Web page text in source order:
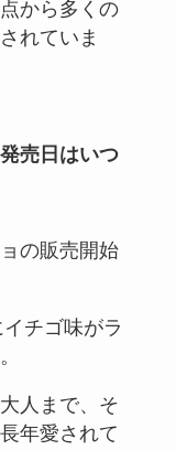
から多くの
れていま
売日はいつ
の販売開始
チゴ味がラ
人まで、そ
年愛されて